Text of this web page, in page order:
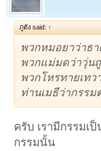
ภูตัง said: ↑
พวกหมอยาว่าธ
พวกแม่มดว่าวุ่น
พวกโหรทายเทว
ท่านเมธีว่ากรร
ครับ เรามีกรรมเ
กรรมนั้น